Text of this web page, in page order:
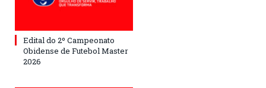
Edital do 2º Campeonato
Obidense de Futebol Master
2026